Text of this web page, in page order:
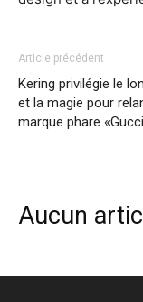
Article précédent
Kering privilégie le
et la magie pour
marque phare
Aucun